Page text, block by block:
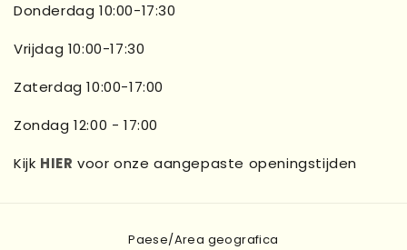
Donderdag 10:00-17:30
Vrijdag 10:00-17:30
Zaterdag 10:00-17:00
Zondag 12:00 - 17:00
Kijk HIER voor onze aangepaste openingstijden
Paese/Area geografica